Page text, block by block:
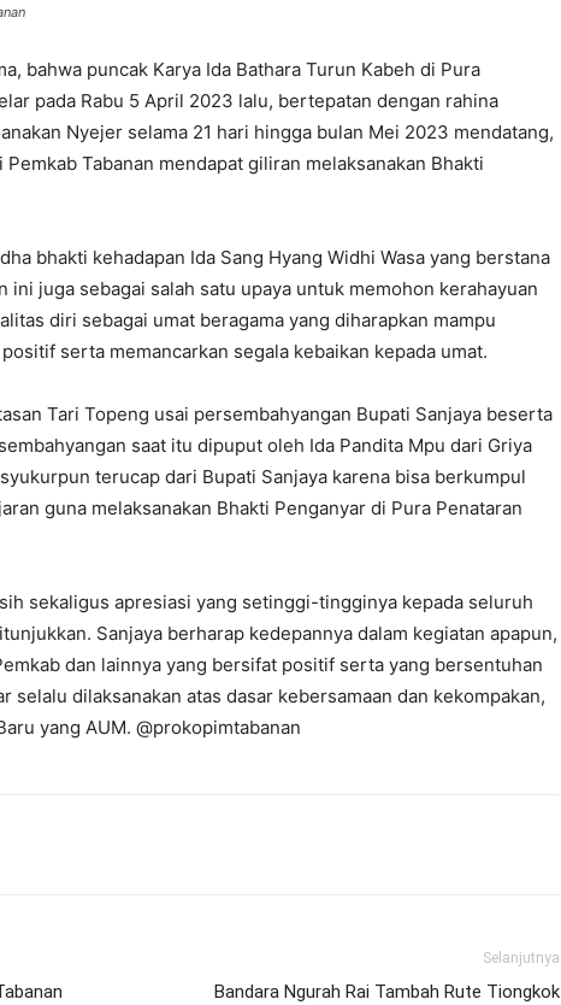
bahwa puncak Karya Ida Bathara Turun Kabeh di Pura
pada Rabu 5 April 2023 lalu, bertepatan dengan rahina
Nyejer selama 21 hari hingga bulan Mei 2023 mendatang,
Tabanan mendapat giliran melaksanakan Bhakti
bhakti kehadapan Ida Sang Hyang Widhi Wasa yang berstana
ini juga sebagai salah satu upaya untuk memohon kerahayuan
diri sebagai umat beragama yang diharapkan mampu
serta memancarkan segala kebaikan kepada umat.
Tari Topeng usai persembahyangan Bupati Sanjaya beserta
saat itu dipuput oleh Ida Pandita Mpu dari Griya
terucap dari Bupati Sanjaya karena bisa berkumpul
guna melaksanakan Bhakti Penganyar di Pura Penataran
sekaligus apresiasi yang setinggi-tingginya kepada seluruh
Sanjaya berharap kedepannya dalam kegiatan apapun,
dan lainnya yang bersifat positif serta yang bersentuhan
selalu dilaksanakan atas dasar kebersamaan dan kekompakan,
yang AUM. @prokopimtabanan
Selanjutnya
Bandara Ngurah Rai Tambah Rute Tiongkok